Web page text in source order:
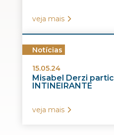
veja mais
Notícias
15.05.24
Misabel Derzi
INTINEIRANTE
veja mais